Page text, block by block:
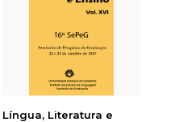
Língua, Literatura e